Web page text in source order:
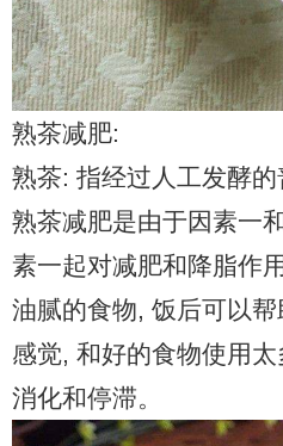
熟茶减肥:
熟茶: 指经过人工发酵
熟茶减肥是由于因素一
素一起对减肥和降脂作
油腻的食物, 饭后可以
感觉, 和好的食物使用
消化和停滞。